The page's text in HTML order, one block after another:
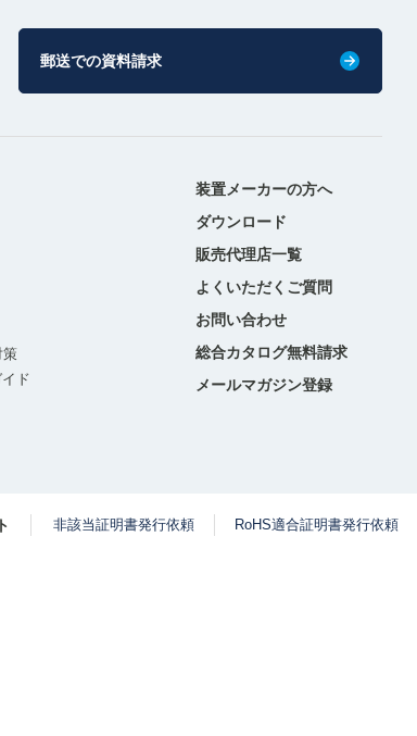
郵送での資料請求
策
ド
装置メーカーの方へ
ダウンロード
販売代理店一覧
よくいただくご質問
お問い合わせ
総合カタログ無料請求
メールマガジン登録
非該当証明書発行依頼 RoHS適合証明書発行依頼